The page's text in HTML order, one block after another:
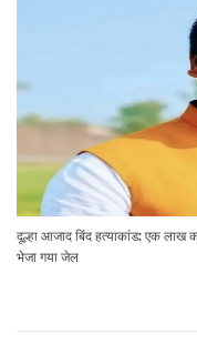
दूल्हा आजाद बिंद हत्याकांड: एक लाख
भेजा गया जेल